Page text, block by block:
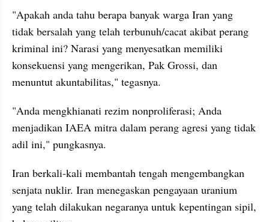
"Apakah anda tahu berapa banyak warga Iran yang
tidak bersalah yang telah terbunuh/cacat akibat perang
kriminal ini? Narasi yang menyesatkan memiliki
konsekuensi yang mengerikan, Pak Grossi, dan
menuntut akuntabilitas," tegasnya.
"Anda mengkhianati rezim nonproliferasi; Anda
menjadikan IAEA mitra dalam perang agresi yang tidak
adil ini," pungkasnya.
Iran berkali-kali membantah tengah mengembangkan
senjata nuklir. Iran menegaskan pengayaan uranium
yang telah dilakukan negaranya untuk kepentingan sipil,